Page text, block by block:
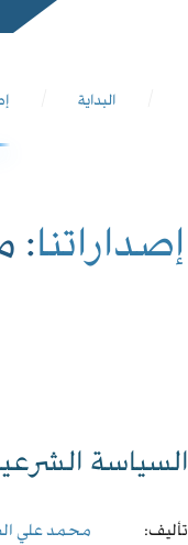
البداية
إصداراتنا:
السياسة
تأليف: محمد علي